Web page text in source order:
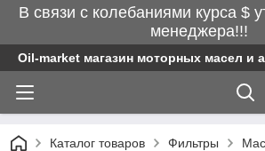
В связи с колебаниями курса $
менеджера!!!
Oil-market магазин моторных масел и
Каталог товаров Фильтры